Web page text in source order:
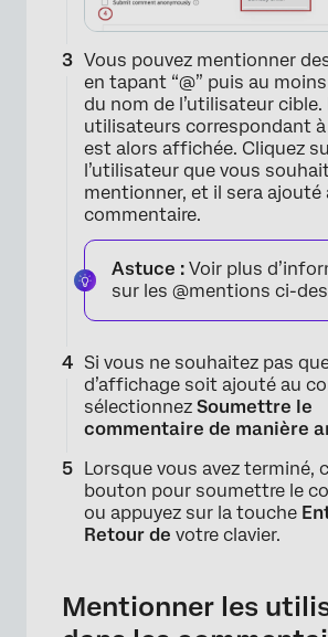
Vous pouvez mentionner
en tapant “@” puis au
du nom de l’utilisateur cible.
utilisateurs correspondant
est alors affichée. Cliquez
l’utilisateur que vous
mentionner, et il sera ajouté
commentaire.
Astuce : Voir plus
sur les @mentions ci-
Si vous ne souhaitez pas
d’affichage soit ajouté au
sélectionnez Soumettre le
commentaire de manière
Lorsque vous avez terminé,
bouton pour soumettre le
ou appuyez sur la touche
Retour de votre clavier.
Mentionner les